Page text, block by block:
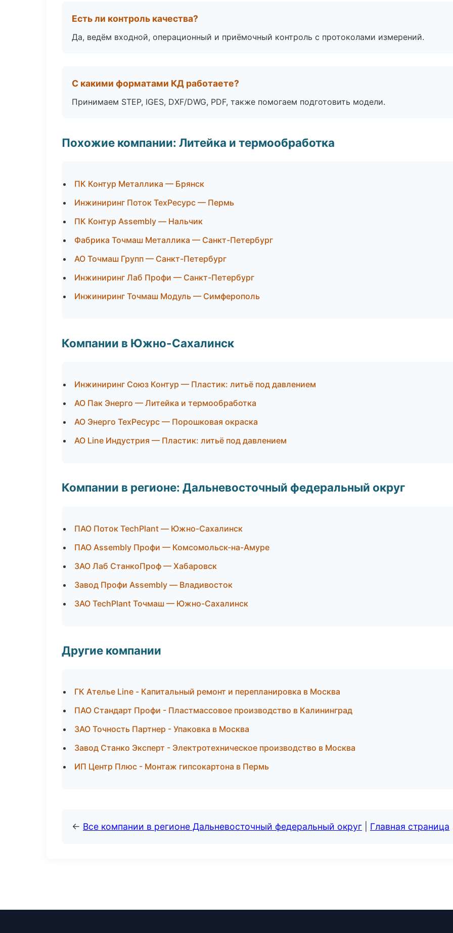
Есть ли контроль качества?
Да, ведём входной, операционный и приёмочный контроль с протоколами измерений.
С какими форматами КД работаете?
Принимаем STEP, IGES, DXF/DWG, PDF, также помогаем подготовить модели.
Похожие компании: Литейка и термообработка
ПК Контур Металлика — Брянск
Инжиниринг Поток ТехРесурс — Пермь
ПК Контур Assembly — Нальчик
Фабрика Точмаш Металлика — Санкт-Петербург
АО Точмаш Групп — Санкт-Петербург
Инжиниринг Лаб Профи — Санкт-Петербург
Инжиниринг Точмаш Модуль — Симферополь
Компании в Южно-Сахалинск
Инжиниринг Союз Контур — Пластик: литьё под давлением
АО Пак Энерго — Литейка и термообработка
АО Энерго ТехРесурс — Порошковая окраска
АО Line Индустрия — Пластик: литьё под давлением
Компании в регионе: Дальневосточный федеральный округ
ПАО Поток TechPlant — Южно-Сахалинск
ПАО Assembly Профи — Комсомольск-на-Амуре
ЗАО Лаб СтанкоПроф — Хабаровск
Завод Профи Assembly — Владивосток
ЗАО TechPlant Точмаш — Южно-Сахалинск
Другие компании
ГК Ателье Line - Капитальный ремонт и перепланировка в Москва
ПАО Стандарт Профи - Пластмассовое производство в Калининград
ЗАО Точность Партнер - Упаковка в Москва
Завод Станко Эксперт - Электротехническое производство в Москва
ИП Центр Плюс - Монтаж гипсокартона в Пермь
← Все компании в регионе Дальневосточный федеральный округ Главная страница